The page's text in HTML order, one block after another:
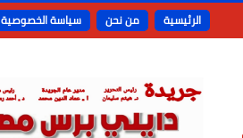
الرئيسية من نحن سياسة الخصوصية